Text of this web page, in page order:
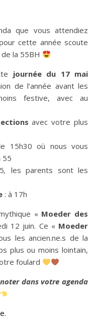
que vous attendiez
cette année scoute
la 55BH
journée du 17 mai
de l’année avant les
festive, avec au
avec votre plus
15h30 où nous vous
55
, les parents sont les
: à 17h
« Moeder des
12 juin. Ce « Moeder
les ancien.ne.s de la
plus ou moins lointain,
foulard
dans votre agenda